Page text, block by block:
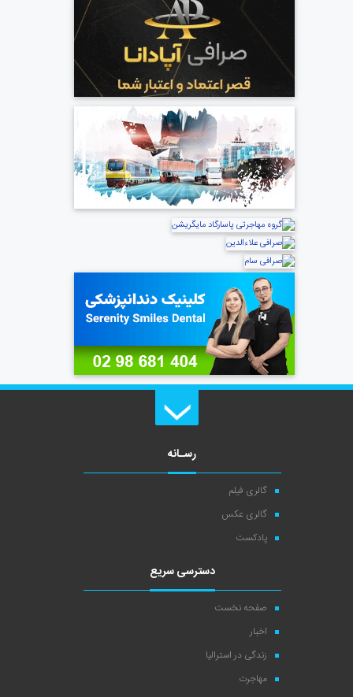
رسـانه
گالری فیلم
گالری عکس
پادکست
دسترسی سریع
صفحه نخست
اخبار
زندگی در استرالیا
مهاجرت